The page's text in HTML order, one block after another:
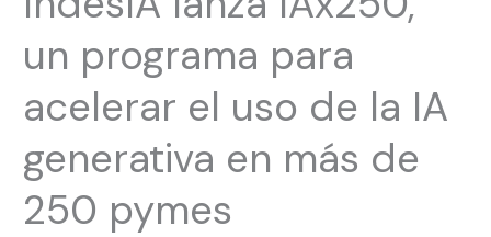
un programa para
acelerar el uso de la IA
generativa en más de
250 pymes
IAx250,
un
programa
para
el
uso
de